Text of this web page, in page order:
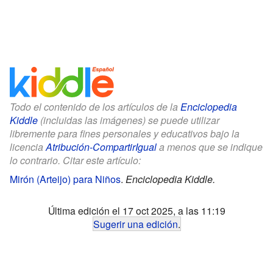
Todo el contenido de los artículos de la Enciclopedia
Kiddle (incluidas las imágenes) se puede utilizar
libremente para fines personales y educativos bajo la
licencia Atribución-CompartirIguala menos que se indique
lo contrario. Citar este artículo:
Mirón (Arteijo) para Niños. Enciclopedia Kiddle.
Última edición el 17 oct 2025, a las 11:19
Sugerir una edición.